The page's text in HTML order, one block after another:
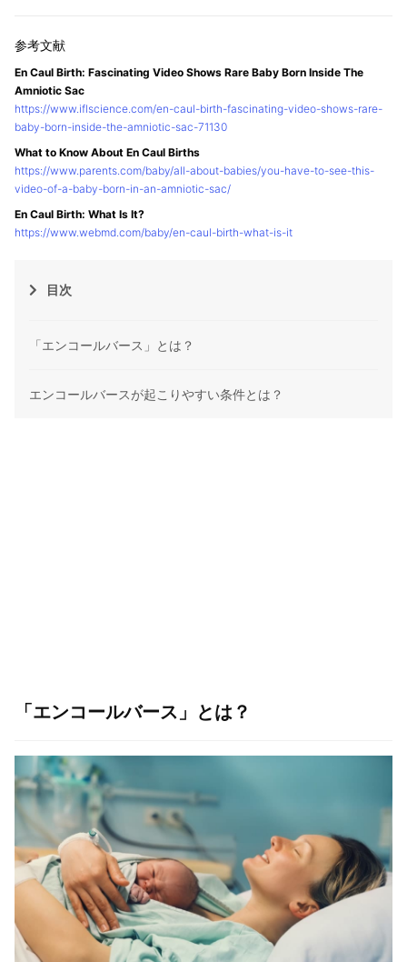
En Caul Birth: Fascinating Video Shows Rare Baby Born Inside The
Amniotic Sac
https://www.iflscience.com/en-caul-birth-fascinating-video-shows-rare-
baby-born-inside-the-amniotic-sac-71130
What to Know About En Caul Births
https://www.parents.com/baby/all-about-babies/you-have-to-see-this-
video-of-a-baby-born-in-an-amniotic-sac/
En Caul Birth: What Is It?
https://www.webmd.com/baby/en-caul-birth-what-is-it
目次
「エンコールバース」とは？
エンコールバースが起こりやすい条件とは？
「エンコールバース」とは？